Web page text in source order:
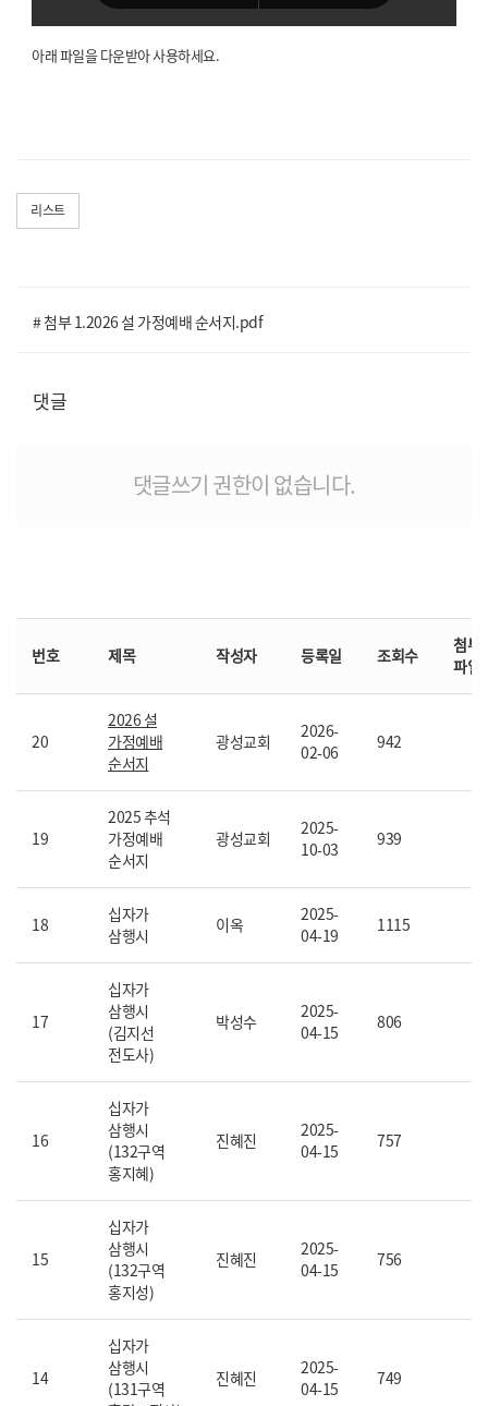
아래 파일을 다운받아 사용하세요.
리스트
# 첨부 1.2026 설 가정예배 순서지.pdf
댓글
댓글쓰기 권한이 없습니다.
번호 제목 작성자 등록일 조회수
첨부
파일
20
2026 설
가정예배
순서지
광성교회
2026-
02-06
942
19
2025 추석
가정예배
순서지
광성교회
2025-
10-03
939
18
십자가
삼행시
이옥
2025-
04-19
1115
17
십자가
삼행시
(김지선
전도사)
박성수
2025-
04-15
806
16
십자가
삼행시
(132구역
홍지혜)
진혜진
2025-
04-15
757
15
십자가
삼행시
(132구역
홍지성)
진혜진
2025-
04-15
756
14
십자가
삼행시
(131구역
진혜진
2025-
04-15
749